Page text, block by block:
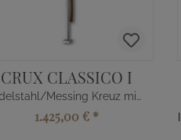
CRUX CLASSICO I
Edelstahl/Messing Kreuz mit Plinthe
1.425,00 € *